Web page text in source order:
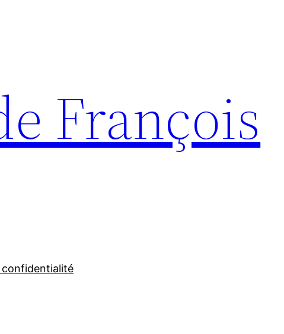
François
confidentialité